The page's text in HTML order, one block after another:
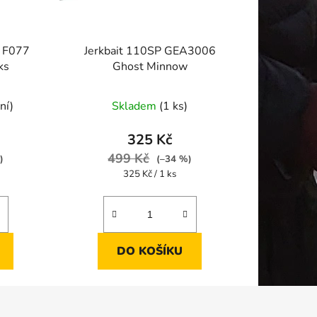
F077
Jerkbait 110SP GEA3006
Ghost Minnow
Skladem (1 ks)
325 Kč
499 Kč (–34 %)
Měrná
325 Kč / 1 ks
DO KOŠÍKU